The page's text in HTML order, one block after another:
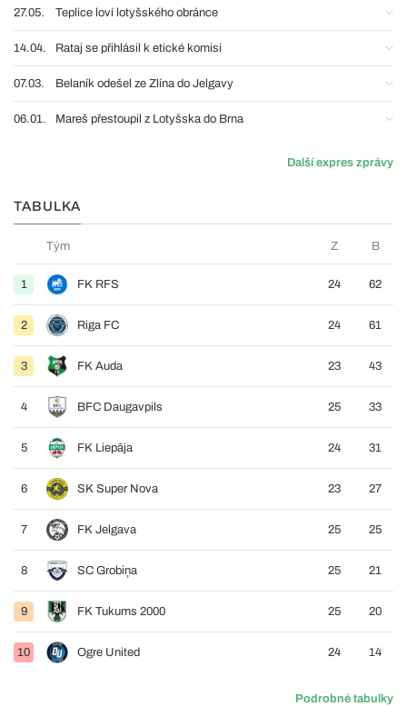
27.05. Teplice loví lotyšského obránce
14.04. Rataj se přihlásil k etické komisi
07.03. Belaník odešel ze Zlína do Jelgavy
06.01. Mareš přestoupil z Lotyšska do Brna
Další expres zprávy
TABULKA
Tým Z B
1 FK RFS 24 62
2 Riga FC 24 61
3 FK Auda 23 43
4 BFC Daugavpils 25 33
5 FK Liepāja 24 31
6 SK Super Nova 23 27
7 FK Jelgava 25 25
8 SC Grobiņa 25 21
9 FK Tukums 2000 25 20
10 Ogre United 24 14
Podrobné tabulky